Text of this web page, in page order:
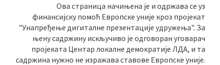
Ова страница начињена је и одржава се уз
финансијску помоћ Европске уније кроз пројекат
"Унапређење дигиталне презентације удружења". За
њену садржину искључиво је одговоран уговарач
пројеката Центар локалне демократије ЛДА, и та
садржина нужно не изражава ставове Европске уније.